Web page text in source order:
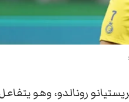
رونالدو، وهو